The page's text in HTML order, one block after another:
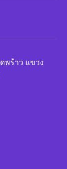
พร้าว แขวง